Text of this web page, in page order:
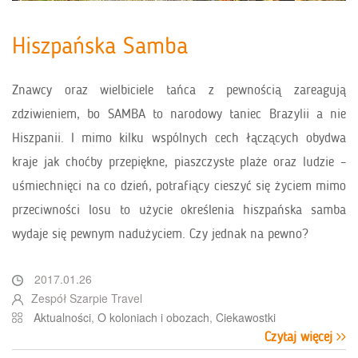
Hiszpańska Samba
Znawcy oraz wielbiciele tańca z pewnością zareagują
zdziwieniem, bo SAMBA to narodowy taniec Brazylii a nie
Hiszpanii. I mimo kilku wspólnych cech łączących obydwa
kraje jak choćby przepiękne, piaszczyste plaże oraz ludzie –
uśmiechnięci na co dzień, potrafiący cieszyć się życiem mimo
przeciwności losu to użycie określenia hiszpańska samba
wydaje się pewnym nadużyciem. Czy jednak na pewno?
2017.01.26
Zespół Szarpie Travel
Aktualności, O koloniach i obozach, Ciekawostki
Czytaj więcej